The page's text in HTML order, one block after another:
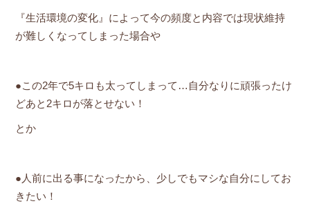
『生活環境の変化』によって今の頻度と内容では現状維持
が難しくなってしまった場合や
●この2年で5キロも太ってしまって…自分なりに頑張ったけ
どあと2キロが落とせない！
とか
●人前に出る事になったから、少しでもマシな自分にしてお
きたい！